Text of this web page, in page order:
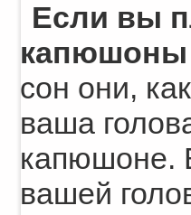
Если вы
капюшоны
сон они,
ваша
капюшоне.
вашей